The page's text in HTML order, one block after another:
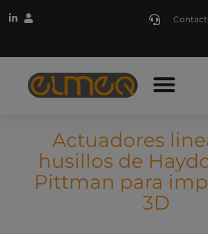
Actuadores
husillos de
Pittman para
3D